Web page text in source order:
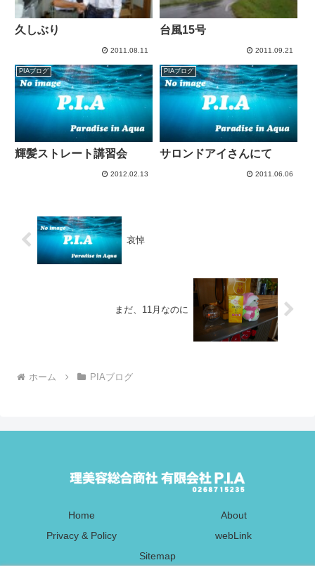
久しぶり
2011.08.11
台風15号
2011.09.21
PIAブログ
輝髪ストレート講習会
2012.02.13
PIAブログ
サロンドアイさんにて
2011.06.06
哀悼
まだ、11月なのに
ホーム PIAブログ
Home
About
Privacy & Policy
webLink
Sitemap